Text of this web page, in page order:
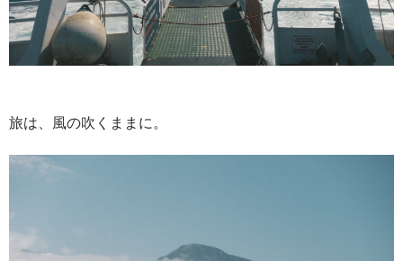
旅は、風の吹くままに。